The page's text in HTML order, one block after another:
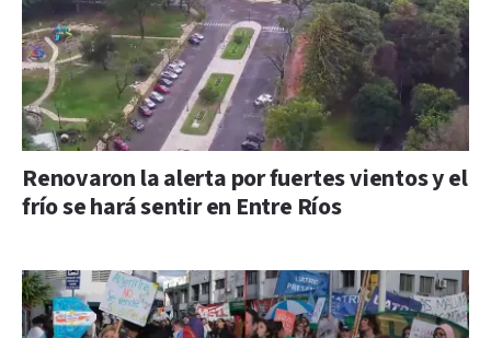
Renovaron la alerta por fuertes vientos y el
frío se hará sentir en Entre Ríos